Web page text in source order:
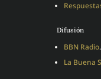
Difusión
BBN Radio.
La Buena